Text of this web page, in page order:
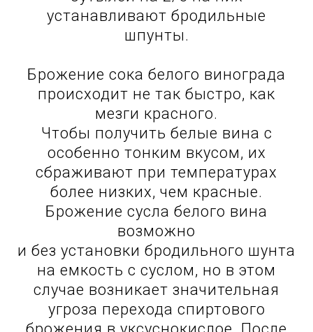
устанавливают бродильные
шпунты.
Брожение сока белого винограда
происходит не так быстро, как
мезги красного.
Чтобы получить белые вина с
особенно тонким вкусом, их
сбраживают при температурах
более низких, чем красные.
Брожение сусла белого вина
возможно
и без установки бродильного шунта
на емкость с суслом, но в этом
случае возникает значительная
угроза перехода спиртового